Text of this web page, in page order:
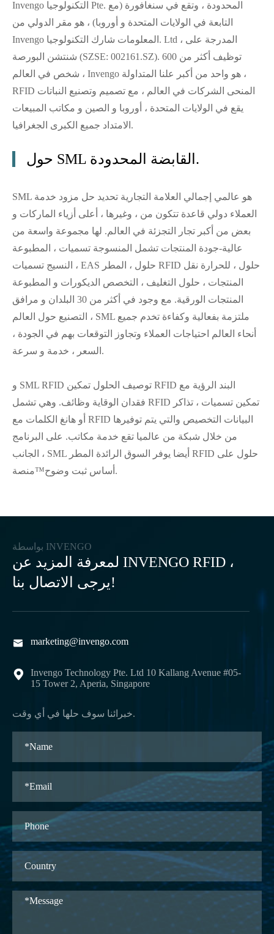
Invengo التكنولوجيا Pte. المحدودة ، وتقع في سنغافورة (مع
التابعة في الولايات المتحدة و أوروبا) ، هو مقر الدولي من
Invengo المعلومات شارك التكنولوجيا. Ltd ، المدرجة على
شنتشن البورصة (SZSE: 002161.SZ). توظيف أكثر من 600
شخص في العالم ، Invengo هو واحد من أكبر علنا المتداولة ،
RFID المنحى الشركات في العالم ، مع تصميم وتصنيع النباتات
يقع في الولايات المتحدة ، أوروبا و الصين و مكاتب المبيعات
الامتداد جميع الكبرى الجغرافيا.
حول SML القابضة المحدودة.
SML هو عالمي إجمالي العلامة التجارية تحديد حل مزود خدمة
العملاء دولي قاعدة تتكون من ، وغيرها ، أعلى أزياء الماركات و
بعض من أكبر تجار التجزئة في العالم. لها مجموعة واسعة من
عالية-جودة المنتجات تشمل المنسوجة تسميات ، المطبوعة
النسيج تسميات ، EAS حلول ، المطر RFID حلول ، للحرارة نقل
المنتجات ، حلول التغليف ، التخصص الديكورات و المطبوعة
المنتجات الورقية. مع وجود في أكثر من 30 البلدان و مرافق
التصنيع حول العالم ، SML ملتزمة بفعالية وكفاءة تخدم جميع
أنحاء العالم احتياجات العملاء وتجاوز التوقعات بهم في الجودة ،
السعر ، خدمة و سرعة.
و SML RFID توصيف الحلول تمكين RFID البند الرؤية مع
فقدان الوقاية وظائف. وهي تشمل RFID تمكين تسميات ، تذاكر
أو هانغ الكلمات مع RFID البيانات التخصيص والتي يتم توفيرها
من خلال شبكة من عالميا تقع خدمة مكاتب. على البرنامج
الجانب ، SML أيضا يوفر السوق الرائدة المطر RFID حلول على
أساس ثبت وضوح™منصة.
بواسطة INVENGO
لمعرفة المزيد عن INVENGO RFID ،
يرجى الاتصال بنا!
 marketing@invengo.com

Invengo Technology Pte. Ltd 10 Kallang Avenue #05-
15 Tower 2, Aperia, Singapore
خبرائنا سوف حلها في أي وقت.